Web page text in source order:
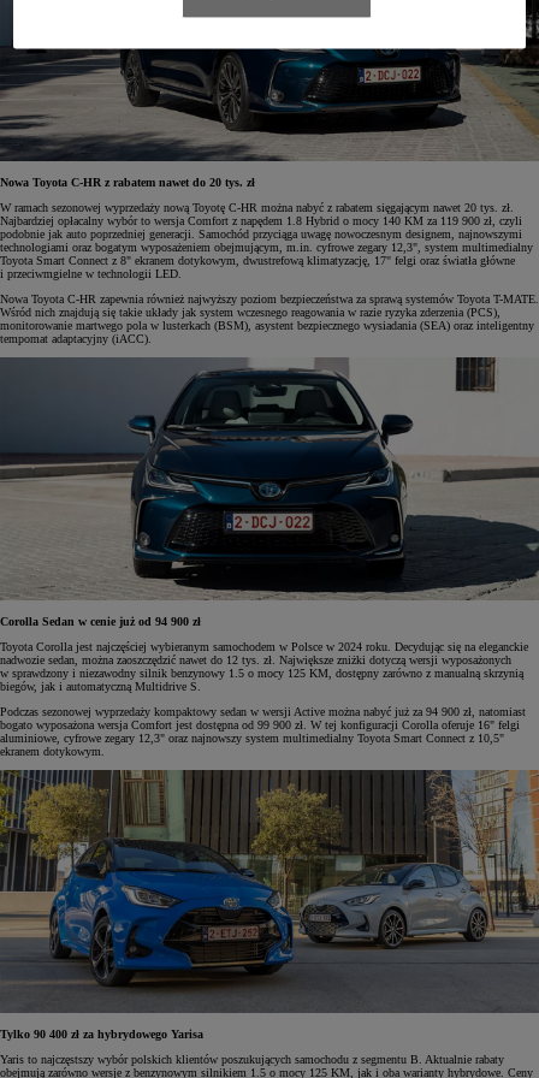
Nowa Toyota C-HR z rabatem nawet do 20 tys. zł
W ramach sezonowej wyprzedaży nową Toyotę C-HR można nabyć z rabatem sięgającym nawet 20 tys. zł.
Najbardziej opłacalny wybór to wersja Comfort z napędem 1.8 Hybrid o mocy 140 KM za 119 900 zł, czyli
podobnie jak auto poprzedniej generacji. Samochód przyciąga uwagę nowoczesnym designem, najnowszymi
technologiami oraz bogatym wyposażeniem obejmującym, m.in. cyfrowe zegary 12,3", system multimedialny
Toyota Smart Connect z 8" ekranem dotykowym, dwustrefową klimatyzację, 17" felgi oraz światła główne
i przeciwmgielne w technologii LED.
Nowa Toyota C-HR zapewnia również najwyższy poziom bezpieczeństwa za sprawą systemów Toyota T-MATE.
Wśród nich znajdują się takie układy jak system wczesnego reagowania w razie ryzyka zderzenia (PCS),
monitorowanie martwego pola w lusterkach (BSM), asystent bezpiecznego wysiadania (SEA) oraz inteligentny
tempomat adaptacyjny (iACC).
Corolla Sedan w cenie już od 94 900 zł
Toyota Corolla jest najczęściej wybieranym samochodem w Polsce w 2024 roku. Decydując się na eleganckie
nadwozie sedan, można zaoszczędzić nawet do 12 tys. zł. Największe zniżki dotyczą wersji wyposażonych
w sprawdzony i niezawodny silnik benzynowy 1.5 o mocy 125 KM, dostępny zarówno z manualną skrzynią
biegów, jak i automatyczną Multidrive S.
Podczas sezonowej wyprzedaży kompaktowy sedan w wersji Active można nabyć już za 94 900 zł, natomiast
bogato wyposażona wersja Comfort jest dostępna od 99 900 zł. W tej konfiguracji Corolla oferuje 16" felgi
aluminiowe, cyfrowe zegary 12,3" oraz najnowszy system multimedialny Toyota Smart Connect z 10,5"
ekranem dotykowym.
Tylko 90 400 zł za hybrydowego Yarisa
Yaris to najczęstszy wybór polskich klientów poszukujących samochodu z segmentu B. Aktualnie rabaty
obejmują zarówno wersje z benzynowym silnikiem 1.5 o mocy 125 KM, jak i oba warianty hybrydowe. Ceny